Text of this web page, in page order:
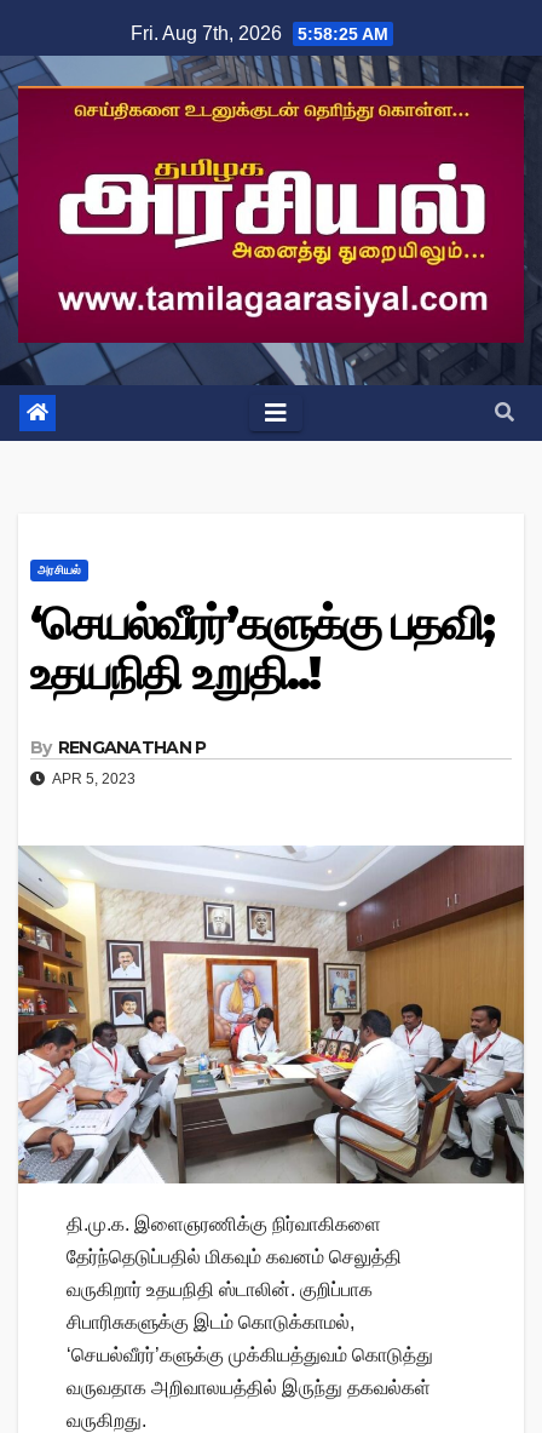
to
content
Fri. Aug 7th, 2026 5:58:26 AM
அரசியல்
‘செயல்வீரர்’களுக்கு பதவி;
உதயநிதி உறுதி..!
By RENGANATHAN P
APR 5, 2023
தி.மு.க. இளைஞரணிக்கு நிர்வாகிகளை
தேர்ந்தெடுப்பதில் மிகவும் கவனம் செலுத்தி
வருகிறார் உதயநிதி ஸ்டாலின். குறிப்பாக
சிபாரிசுகளுக்கு இடம் கொடுக்காமல்,
‘செயல்வீரர்’களுக்கு முக்கியத்துவம் கொடுத்து
வருவதாக அறிவாலயத்தில் இருந்து தகவல்கள்
வருகிறது.